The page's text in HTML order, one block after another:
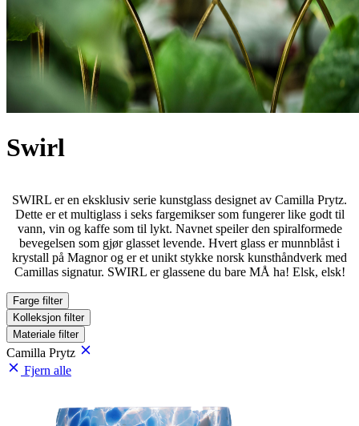
Swirl
SWIRL er en eksklusiv serie kunstglass designet av Camilla Prytz.
Dette er et multiglass i seks fargemikser som fungerer like godt til
vann, vin og kaffe som til lykt. Navnet speiler den spiralformede
bevegelsen som gjør glasset levende. Hvert glass er munnblåst i
krystall på Magnor og er et unikt stykke norsk kunsthåndverk med
Camillas signatur. SWIRL er glassene du bare MÅ ha! Elsk, elsk!
Farge filter
Kolleksjon filter
Materiale filter
Camilla Prytz
Fjern alle